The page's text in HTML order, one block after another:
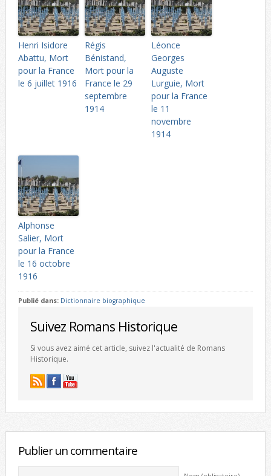
Henri Isidore
Abattu, Mort
pour la France
le 6 juillet 1916
Régis
Bénistand,
Mort pour la
France le 29
septembre
1914
Léonce
Georges
Auguste
Lurguie, Mort
pour la France
le 11
novembre
1914
Alphonse
Salier, Mort
pour la France
le 16 octobre
1916
Publié dans: Dictionnaire biographique
Suivez Romans Historique
Si vous avez aimé cet article, suivez l'actualité de Romans
Historique.
Publier un commentaire